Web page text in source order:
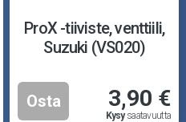
ProX -tiiviste, venttiili,
Suzuki (VS020)
Osta 3,90 €
Kysysaatavuutta